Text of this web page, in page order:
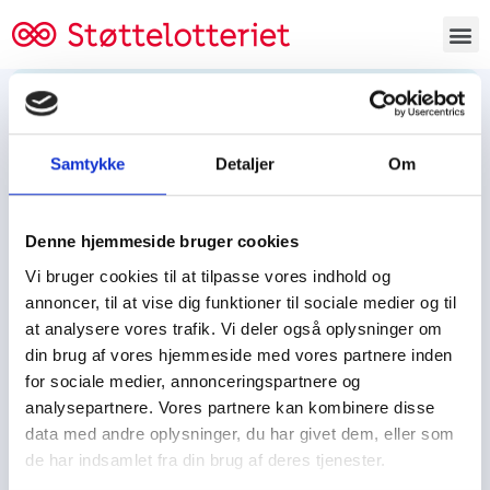
Samtykke Detaljer Om
Denne hjemmeside bruger cookies
Vi bruger cookies til at tilpasse vores indhold og
annoncer, til at vise dig funktioner til sociale medier og til
at analysere vores trafik. Vi deler også oplysninger om
din brug af vores hjemmeside med vores partnere inden
for sociale medier, annonceringspartnere og
analysepartnere. Vores partnere kan kombinere disse
data med andre oplysninger, du har givet dem, eller som
de har indsamlet fra din brug af deres tjenester.
Tjen penge og støt
Tjen penge til:
Spejdere/spejdergruppen/FDF’ere, m.fl.
Kontor
Tjenpengeogstoet.dk
Ejby Industrivej 91
DK – 2600 Glostrup
CVR: 19347508